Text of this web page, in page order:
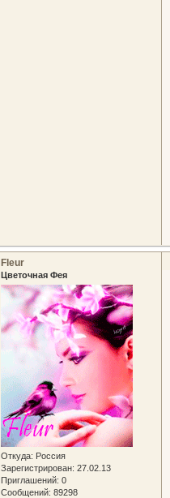
Fleur
Цветочная Фея
Откуда: Россия
Зарегистрирован: 27.02.13
Приглашений: 0
Сообщений: 89298